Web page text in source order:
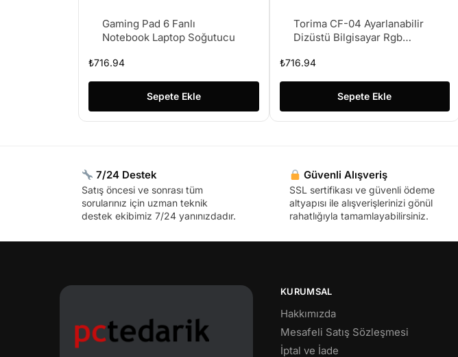
Gaming Pad 6 Fanlı
Notebook Laptop Soğutucu
₺716.94
Sepete Ekle
Torima CF-04 Ayarlanabilir
Dizüstü Bilgisayar Rgb
₺716.94
Sepete Ekle
7/24 Destek
Satış öncesi ve sonrası tüm
sorularınız için uzman teknik
destek ekibimiz 7/24 yanınızdadır.
Güvenli Alışveriş
SSL sertifikası ve güvenli ödeme
altyapısı ile alışverişlerinizi gönül
rahatlığıyla tamamlayabilirsiniz.
KURUMSAL
Hakkımızda
Mesafeli Satış Sözleşmesi
İptal ve İade